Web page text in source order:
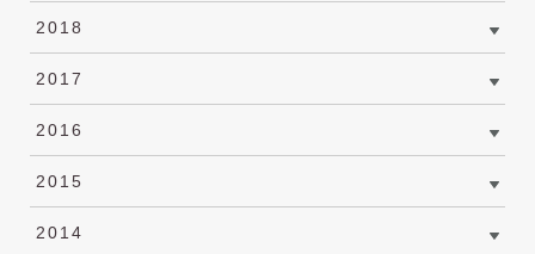
2018
2017
2016
2015
2014